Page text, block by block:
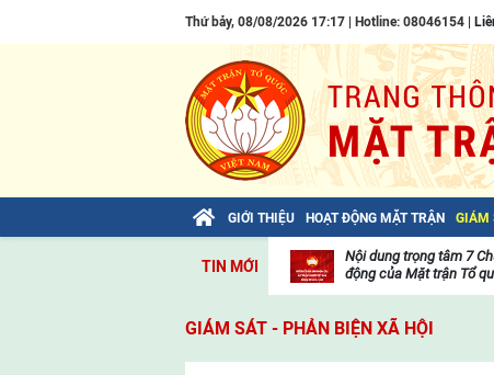
Thứ bảy, 08/08/2026 17:17 | Hotline: 08046154 |
GIỚI THIỆU HOẠT ĐỘNG MẶT TRẬN GIÁM
TIN MỚI
Bài viết của Tổng Bí thư Tô Lâm: TIẾN
viện
Nội dung trọng tâm 7
động của Mặt trận Tổ
GIÁM SÁT - PHẢN BIỆN XÃ HỘI